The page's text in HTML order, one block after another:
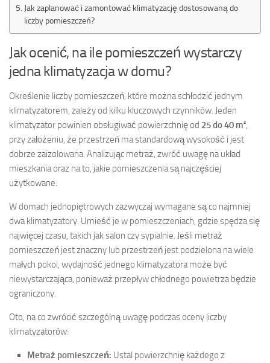
Jak zaplanować i zamontować klimatyzację dostosowaną do
liczby pomieszczeń?
Jak ocenić, na ile pomieszczeń wystarczy
jedna klimatyzacja w domu?
Określenie liczby pomieszczeń, które można schłodzić jednym
klimatyzatorem, zależy od kilku kluczowych czynników. Jeden
klimatyzator powinien obsługiwać powierzchnię od 25 do 40 m²
przy założeniu, że przestrzeń ma standardową wysokość i jest
dobrze zaizolowana. Analizując metraż, zwróć uwagę na układ
mieszkania oraz na to, jakie pomieszczenia są najczęściej
użytkowane.
W domach jednopiętrowych zazwyczaj wymagane są co najmniej
dwa klimatyzatory. Umieść je w pomieszczeniach, gdzie spędza się
najwięcej czasu, takich jak salon czy sypialnie. Jeśli metraż
pomieszczeń jest znaczny lub przestrzeń jest podzielona na wiele
małych pokoi, wydajność jednego klimatyzatora może być
niewystarczająca, ponieważ przepływ chłodnego powietrza będzie
ograniczony.
Oto, na co zwrócić szczególną uwagę podczas oceny liczby
klimatyzatorów:
Metraż pomieszczeń: Ustal powierzchnię każdego z